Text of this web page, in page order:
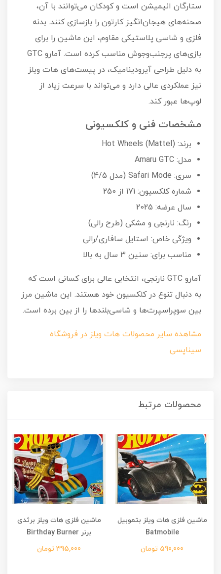
ستارگان انیمیشن است و کودکان می‌توانند با آن،
صحنه‌های هیجان‌انگیز کارتون را بازسازی کنند. بدنه
فلزی و شاسی پلاستیکی مقاوم، این ماشین را برای
بازی‌های پرجنب‌وجوش مناسب کرده است. آمارو GTC
به دلیل طراحی آیرودینامیک، در پیست‌های هات ویلز
نیز عملکردی عالی دارد و می‌تواند با سرعت زیاد از
لوپ‌ها عبور کند.
مشخصات فنی و کلکسیونی
برند: Hot Wheels (Mattel)
مدل: Amaru GTC
سری: Safari Mode (مدل 4/5)
شماره کلکسیون: 171 از 250
سال عرضه: 2025
رنگ: نارنجی و مشکی (طرح رالی)
ویژگی خاص: استایل سافاری/رالی
مناسب برای: سنین ۳ سال به بالا
آمارو GTC نارنجی، انتخابی عالی برای کسانی است که
به دنبال تنوع در کلکسیون خود هستند. این ماشین مرز
بین سوپراسپرت‌ها و شاسی‌بلندها را از بین برده است.
مشاهده سایر محصولات هات ویلز در فروشگاه
سیناپسی
محصولات مرتبط
ماشین فلزی هات ویلز بتموبیل
Batmobile
590,000 تومان
ماشین فلزی هات ویلز برثدی
برنر Birthday Burner
395,000 تومان